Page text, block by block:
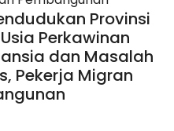
Provinsi
Perkawinan
dan Masalah
Pekerja Migran